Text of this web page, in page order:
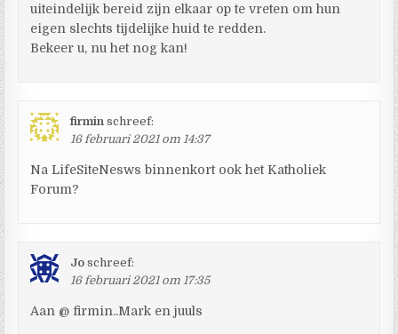
uiteindelijk bereid zijn elkaar op te vreten om hun
eigen slechts tijdelijke huid te redden.
Bekeer u, nu het nog kan!
firmin schreef:
16 februari 2021 om 14:37
Na LifeSiteNesws binnenkort ook het Katholiek
Forum?
Jo schreef:
16 februari 2021 om 17:35
Aan @ firmin..Mark en juuls